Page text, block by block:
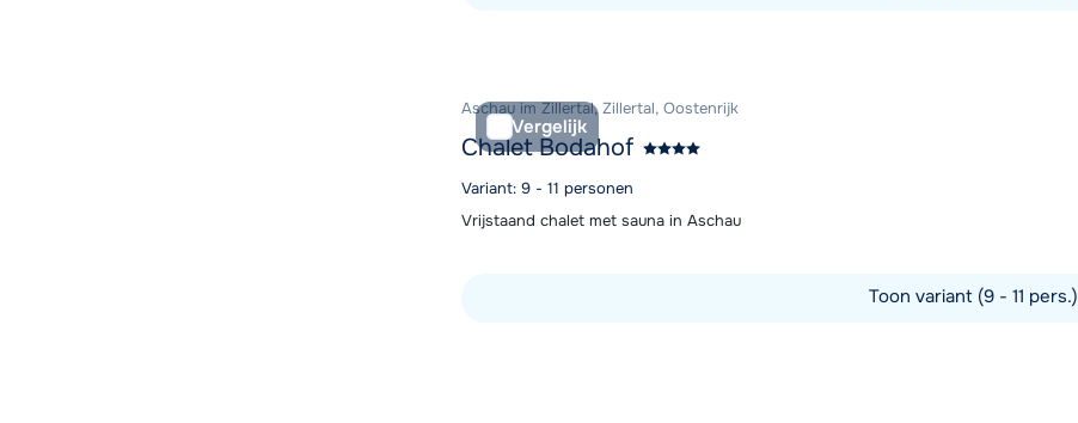
Vergelijk
Aschau im Zillertal, Zillertal, Oostenrijk
Chalet Bodahof
Variant: 9 - 11 personen
Vrijstaand chalet met sauna in Aschau
Toon variant (9 - 11 pers.)